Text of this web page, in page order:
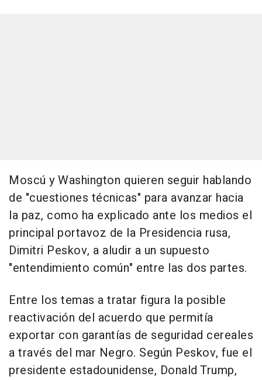
Moscú y Washington quieren seguir hablando
de "cuestiones técnicas" para avanzar hacia
la paz, como ha explicado ante los medios el
principal portavoz de la Presidencia rusa,
Dimitri Peskov, a aludir a un supuesto
"entendimiento común" entre las dos partes.
Entre los temas a tratar figura la posible
reactivación del acuerdo que permitía
exportar con garantías de seguridad cereales
a través del mar Negro. Según Peskov, fue el
presidente estadounidense, Donald Trump,